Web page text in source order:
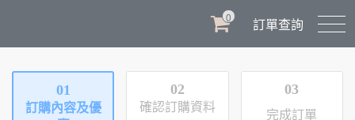
0 訂單查詢
01
訂購內容及優
02
確認訂購資料
03
完成訂單